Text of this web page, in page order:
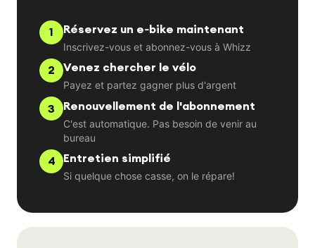
1 Réservez un e‑bike maintenant
Inscrivez-vous et abonnez-vous à Whizz
2 Venez chercher le vélo
Payez et partez gagner plus d'argent
3 Renouvellement de l'abonnement
C'est automatique. Pas besoin de venir au
bureau
4 Entretien simplifié
Si quelque chose casse, on le répare!